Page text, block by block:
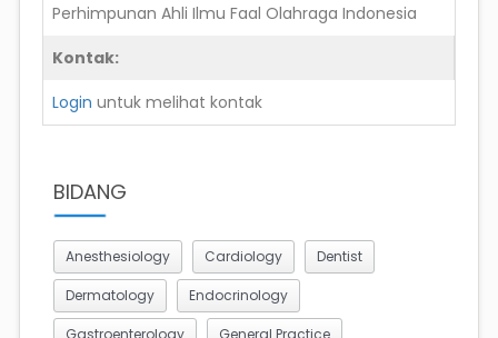
Perhimpunan Ahli Ilmu Faal Olahraga Indonesia
Kontak:
Login untuk melihat kontak
BIDANG
Anesthesiology Cardiology Dentist
Dermatology Endocrinology
Gastroenterology General Practice